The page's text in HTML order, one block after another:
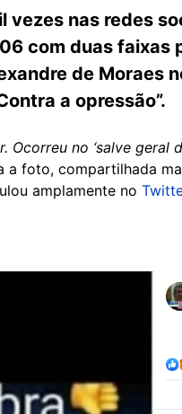
nas redes
com duas faixas
de Moraes
a opressão”.
no ‘salve geral
a foto, compartilhada
amplamente no